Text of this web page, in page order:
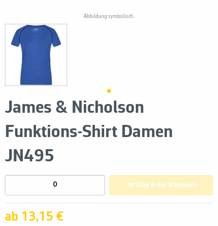
James & Nicholson
Funktions-Shirt Damen
JN495
Abbildung symbolisch.
ab 13,15 €
Stück in den Warenkorb